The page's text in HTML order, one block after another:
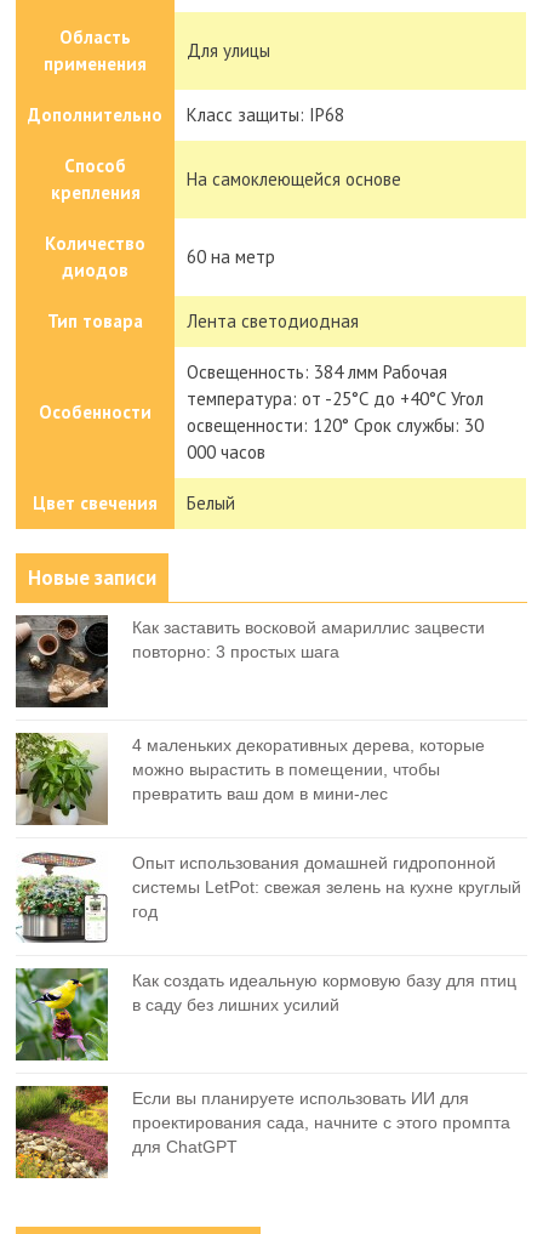
Область
применения
Для улицы
Дополнительно Класс защиты: IP68
Способ
крепления
На самоклеющейся основе
Количество
диодов
60 на метр
Тип товара Лента светодиодная
Особенности
Освещенность: 384 лмм Рабочая
температура: от -25°С до +40°С Угол
освещенности: 120° Срок службы: 30
000 часов
Цвет свечения Белый
Новые записи
Как заставить восковой амариллис зацвести
повторно: 3 простых шага
4 маленьких декоративных дерева, которые
можно вырастить в помещении, чтобы
превратить ваш дом в мини-лес
Опыт использования домашней гидропонной
системы LetPot: свежая зелень на кухне круглый
год
Как создать идеальную кормовую базу для птиц
в саду без лишних усилий
Если вы планируете использовать ИИ для
проектирования сада, начните с этого промпта
для ChatGPT